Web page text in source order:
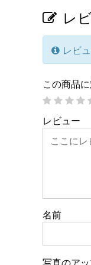
レ
レビ
この商品
レビュー
名前
写真のア